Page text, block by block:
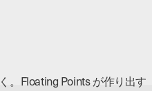
。Floating Points が作り出す